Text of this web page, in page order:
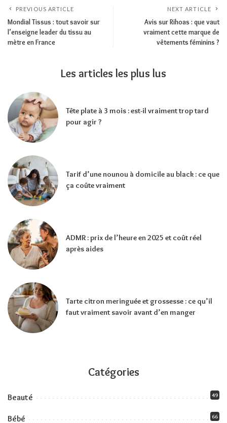
PREVIOUS ARTICLE
Mondial Tissus : tout savoir sur
l’enseigne leader du tissu au
mètre en France
NEXT ARTICLE
Avis sur Rihoas : que vaut
vraiment cette marque de
vêtements féminins ?
Les articles les plus lus
Tête plate à 3 mois : est-il vraiment trop tard
pour agir ?
Tarif d’une nounou à domicile au black : ce que
ça coûte vraiment
ADMR : prix de l’heure en 2025 et coût réel
après aides
Tarte citron meringuée et grossesse : ce qu’il
faut vraiment savoir avant d’en manger
Catégories
Beauté 49
Bébé 66